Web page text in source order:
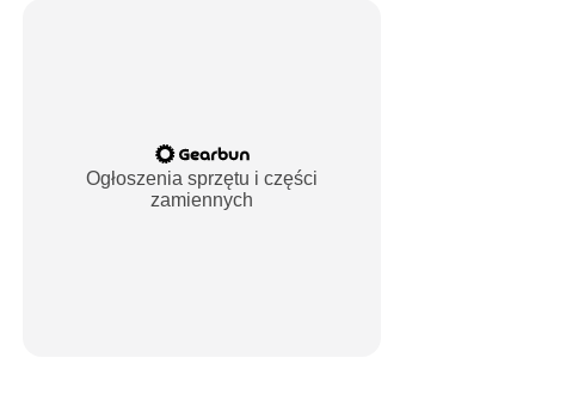
Ogłoszenia sprzętu i części
zamiennych